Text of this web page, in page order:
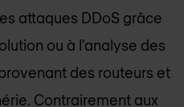
attaques DDoS grâce
ou à l'analyse des
des routeurs et
Contrairement aux